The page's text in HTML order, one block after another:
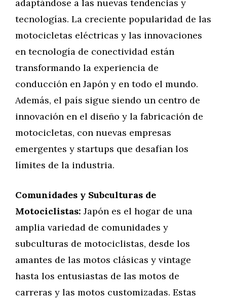
adaptándose a las nuevas tendencias y
tecnologías. La creciente popularidad de las
motocicletas eléctricas y las innovaciones
en tecnología de conectividad están
transformando la experiencia de
conducción en Japón y en todo el mundo.
Además, el país sigue siendo un centro de
innovación en el diseño y la fabricación de
motocicletas, con nuevas empresas
emergentes y startups que desafían los
límites de la industria.
Comunidades y Subculturas de
Motociclistas: Japón es el hogar de una
amplia variedad de comunidades y
subculturas de motociclistas, desde los
amantes de las motos clásicas y vintage
hasta los entusiastas de las motos de
carreras y las motos customizadas. Estas